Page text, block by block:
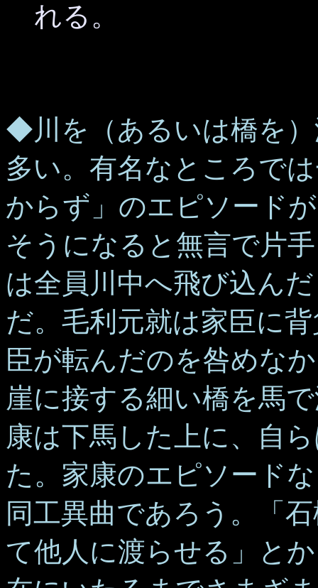
れる。
◆川を（あるいは橋を
多い。有名なところで
からず」のエピソード
そうになると無言で片
は全員川中へ飛び込ん
だ。毛利元就は家臣に
臣が転んだのを咎めな
崖に接する細い橋を馬
康は下馬した上に、自
た。家康のエピソード
同工異曲であろう。「
て他人に渡らせる」と